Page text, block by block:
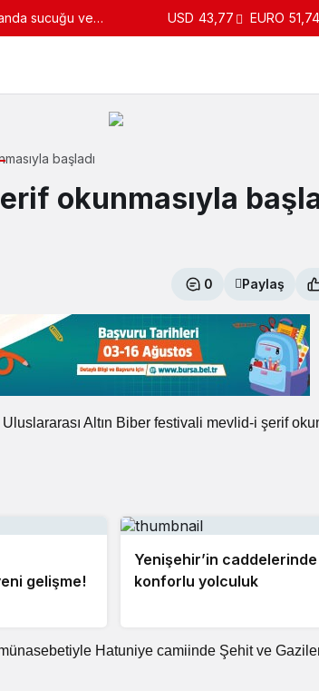
sucuğu ve USD 43,77 EURO 51,74
başladı
okunmasıyla
0 Paylaş
Altın Biber festivali mevlid-i şerif
gelişme!
Yenişehir’in caddelerinde
konforlu yolculuk
Hatuniye camiinde Şehit ve